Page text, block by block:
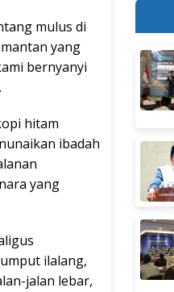
mulus di
yang
bernyanyi
hitam
ibadah
yang
ilalang,
jalan lebar,